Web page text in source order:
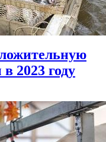
2023 году